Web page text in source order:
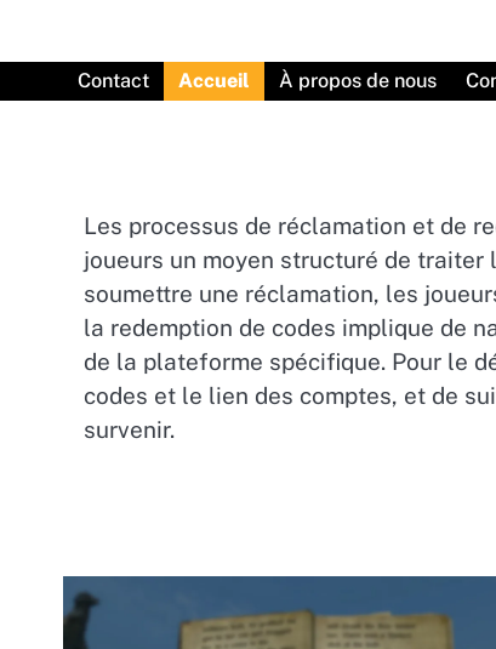
Contact Accueil À propos de nous
Les processus de réclamation et de
joueurs un moyen structuré de traiter
soumettre une réclamation, les
la redemption de codes implique de
de la plateforme spécifique. Pour le
codes et le lien des comptes, et de
survenir.